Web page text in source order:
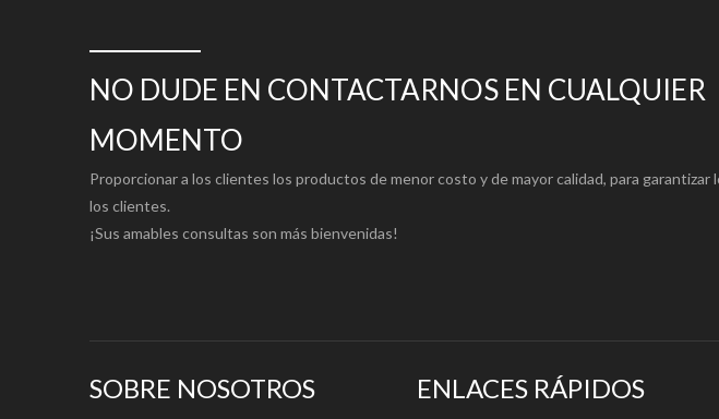
NO DUDE EN CONTACTARNOS EN CUALQUIER
MOMENTO
Proporcionar a los clientes los productos de menor costo y de mayor calidad, para garantizar
los clientes.
¡Sus amables consultas son más bienvenidas!
SOBRE NOSOTROS ENLACES RÁPIDOS